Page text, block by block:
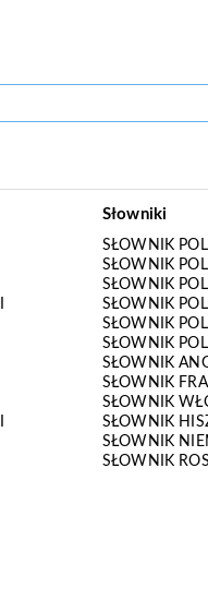
Słowniki
SŁOWNIK
SŁOWNIK
SŁOWNIK
SŁOWNIK
SŁOWNIK
SŁOWNIK
SŁOWNIK
SŁOWNIK
SŁOWNIK
SŁOWNIK
SŁOWNIK
SŁOWNIK